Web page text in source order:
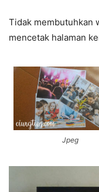
Tidak membutuhkan
mencetak halaman
Jpeg